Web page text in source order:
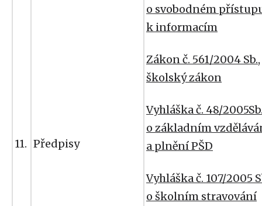
11. Předpisy
o svobodném
k informacím
Zákon č. 561/2004 Sb.,
školský zákon
Vyhláška č. 48/
o základním
a plnění PŠD
Vyhláška č. 107/2005
o školním stravování